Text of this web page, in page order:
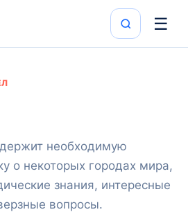
☰
необходимую
о некоторых городах мира,
знания, интересные
вопросы.